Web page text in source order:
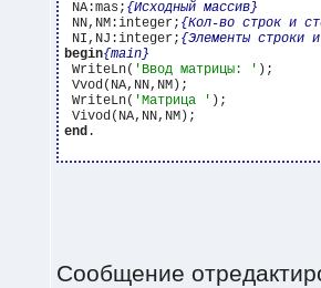
NA:mas; {Исходный массив}
NN,NM:integer; {Кол-во cтрок и
NI,NJ:integer; {Элементы строки
begin{main}
WriteLn( 'Ввод матрицы: ' );
Vvod(NA,NN,NM);
WriteLn( 'Матрица ' );
end.
Сообщение